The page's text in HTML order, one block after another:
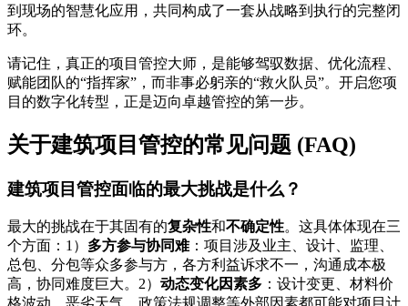
到现场的智慧化应用，共同构成了一套从战略到执行的完整闭
环。
请记住，真正的项目管控大师，是能够驾驭数据、优化流程、
赋能团队的“指挥家”，而非事必躬亲的“救火队员”。开启您项
目的数字化转型，正是迈向卓越管控的第一步。
关于建筑项目管控的常见问题 (FAQ)
建筑项目管控面临的最大挑战是什么？
最大的挑战在于其固有的复杂性和不确定性。这具体体现在三
个方面：1） 多方参与协同难：项目涉及业主、设计、监理、
总包、分包等众多参与方，各方利益诉求不一，沟通成本极
高，协同难度巨大。2） 动态变化因素多 ：设计变更、材料价